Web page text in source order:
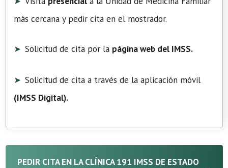
más cercana y pedir cita en el mostrador.
Solicitud de cita por la página web del IMSS.
Solicitud de cita a través de la aplicación móvil
(IMSS Digital).
PEDIR CITA EN LA CLÍNICA 191 IMSS DE ESTADO